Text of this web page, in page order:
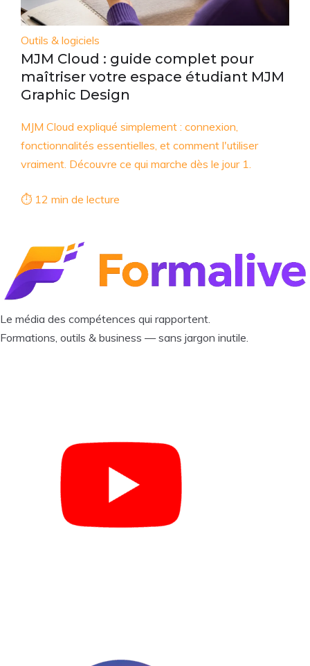
Outils & logiciels
MJM Cloud : guide complet pour
maîtriser votre espace étudiant MJM
Graphic Design
MJM Cloud expliqué simplement : connexion,
fonctionnalités essentielles, et comment l'utiliser
vraiment. Découvre ce qui marche dès le jour 1.
⏱ 12 min de lecture
Le média des compétences qui rapportent.
Formations, outils & business — sans jargon inutile.